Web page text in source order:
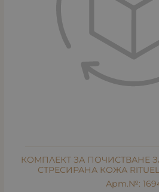
КОМПЛЕКТ ЗА ПОЧИСТВАНЕ
СТРЕСИРАНА КОЖА RITUEL
Арт.№: